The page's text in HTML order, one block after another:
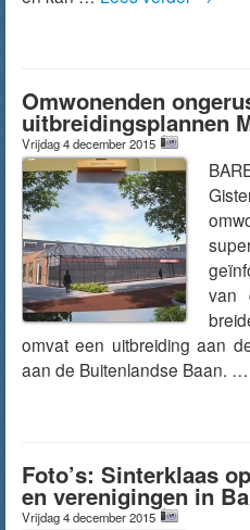
Omwonenden
uitbreidingsplannen
Vrijdag 4 december 2015
van
omvat een uitbreiding aan
aan de Buitenlandse Baan. …
Foto’s: Sinterklaas
en verenigingen in
Vrijdag 4 december 2015